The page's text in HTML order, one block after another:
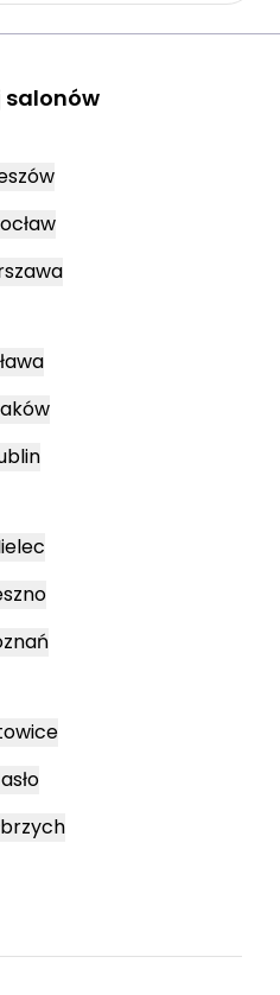
salonów